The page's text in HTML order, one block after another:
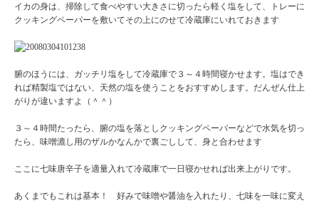
イカの身は、掃除して食べやすい大きさに切ったら軽く塩をして、トレーに
クッキングペーパーを敷いてその上にのせて冷蔵庫にいれておきます
腑のほうには、ガッチリ塩をして冷蔵庫で３～４時間寝かせます。塩はでき
れば精製塩ではない、天然の塩を使うことをおすすめします。だんぜん仕上
がりが違いますよ（＾＾）
３～４時間たったら、腑の塩を落としクッキングペーパーなどで水気を切っ
たら、味噌漉し用のザルかなんかで裏ごしして、身と合わせます
ここに七味唐辛子を適量入れて冷蔵庫で一日寝かせれば出来上がりです。
あくまでもこれは基本！ 好みで味噌や醤油を入れたり、七味を一味に変え